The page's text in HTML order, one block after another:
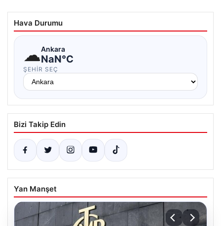
Hava Durumu
☁Ankara
NaN°C
ŞEHIR SEÇ
Bizi Takip Edin
Yan Manşet